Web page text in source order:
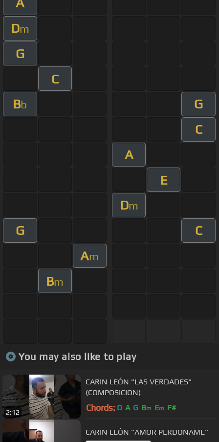
Dm
G
C
Bb
G
C
A
E
Dm
G
C
Am
Bm
You may also like to play
2:12
CARIN LEÓN "LAS VERDADES"
(COMPOSICION)
Chords: D A G Bm Em F#
CARIN LEÓN "AMOR PERDONAME"